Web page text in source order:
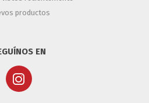
productos
EN